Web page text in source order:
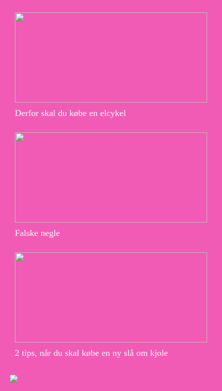
Derfor skal du købe en elcykel
Falske negle
2 tips, når du skal købe en ny slå om kjole